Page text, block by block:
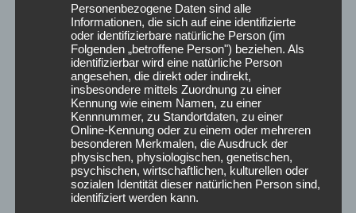
Zwischen Tradition und
Moderne – Ein Wochenende
für den Breitensport –
Empowered by Women 💃🦓💃🦓
17. Juni 2025
Personenbezogene Daten sind alle
Informationen, die sich auf eine identifizierte
oder identifizierbare natürliche Person (im
Folgenden „betroffene Person") beziehen. Als
identifizierbar wird eine natürliche Person
angesehen, die direkt oder indirekt,
insbesondere mittels Zuordnung zu einer
Kennung wie einem Namen, zu einer
Kennnummer, zu Standortdaten, zu einer
Online-Kennung oder zu einem oder mehreren
besonderen Merkmalen, die Ausdruck der
physischen, physiologischen, genetischen,
psychischen, wirtschaftlichen, kulturellen oder
sozialen Identität dieser natürlichen Person sind,
identifiziert werden kann.